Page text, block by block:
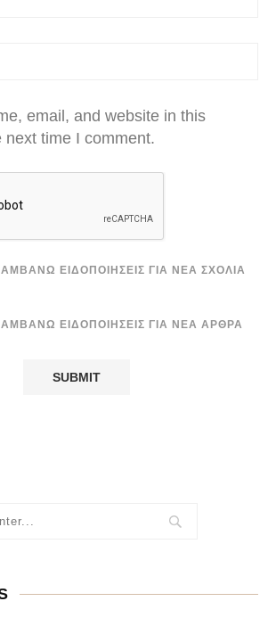
email, and website in this
next time I comment.
ΕΙΔΟΠΟΙΉΣΕΙΣ ΓΙΑ ΝΈΑ ΣΧΌΛΙΑ
ΕΙΔΟΠΟΙΉΣΕΙΣ ΓΙΑ ΝΈΑ ΆΡΘΡΑ